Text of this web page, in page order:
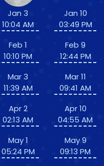
Jan 3
10:04 AM
Feb 1
10:10 PM
Mar 3
11:39 AM
Apr 2
02:13 AM
May 1
05:24 PM
Jan 10
03:49 PM
Feb 9
12:44 PM
Mar 11
09:41 AM
Apr 10
04:55 AM
May 9
09:13 PM